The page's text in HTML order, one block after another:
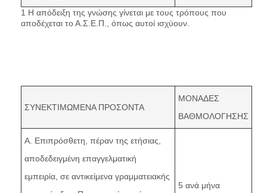
1 Η απόδειξη της γνώσης γίνεται με τους τρόπους που
αποδέχεται το Α.Σ.Ε.Π., όπως αυτοί ισχύουν.
ΣΥΝΕΚΤΙΜΩΜΕΝΑ ΠΡΟΣΟΝΤΑ
ΜΟΝΑΔΕΣ
ΒΑΘΜΟΛΟΓΗΣΗΣ
Α. Επιπρόσθετη, πέραν της ετήσιας,
αποδεδειγμένη επαγγελματική
εμπειρία, σε αντικείμενα γραμματειακής
5 ανά μήνα